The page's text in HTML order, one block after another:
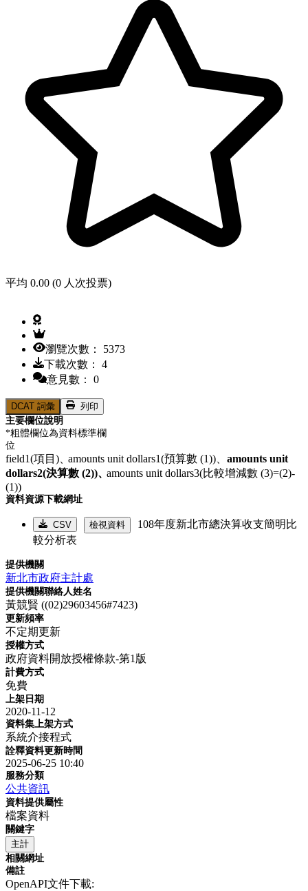
平均 0.00 (0 人次投票)
瀏覽次數： 5373
下載次數： 4
意見數： 0
DCAT 詞彙
列印
主要欄位說明
*粗體欄位為資料標準欄
位
field1(項目)、amounts unit dollars1(預算數 (1))、 amounts unit
dollars2(決算數 (2))、amounts unit dollars3(比較增減數 (3)=(2)-
(1))
資料資源下載網址
CSV 檢視資料
108年度新北市總決算收支簡明比
較分析表
提供機關
新北市政府主計處
提供機關聯絡人姓名
黃競賢 ((02)29603456#7423)
更新頻率
不定期更新
授權方式
政府資料開放授權條款-第1版
計費方式
免費
上架日期
2020-11-12
資料集上架方式
系統介接程式
詮釋資料更新時間
2025-06-25 10:40
服務分類
公共資訊
資料提供屬性
檔案資料
關鍵字
主計
相關網址
備註
OpenAPI文件下載: